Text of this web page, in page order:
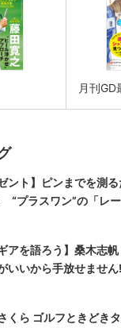
月刊GD
ゼント】ピンまでを測
“プラスワン”の「レ
ギアを語ろう】桑木志
いいから手放せません!
さくら ゴルフときど